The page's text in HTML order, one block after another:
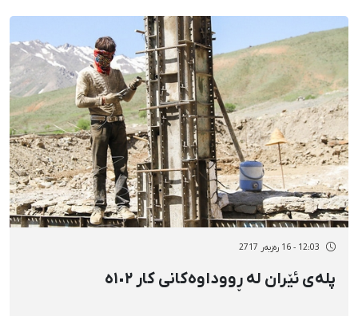
12:03 - 16 رەزبەر 2717
پلەی ئێران لە ڕووداوەکانی کار ١٠٢ە